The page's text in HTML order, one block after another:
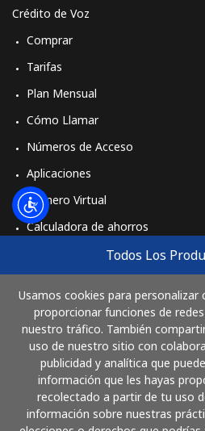
Todos Los
Usamos cookies para personalizar
proporcionar funciones de
nuestro tráfico. También
uso de nuestro sitio con
publicidad y analítica que
información que les hayas
recolectado a partir de tu uso
información sobre nuestras
Crédito de Voz
Comprar
Tarifas
Plan Mensual
Cómo Llamar
Números de Acceso
Aplicaciones
Número Virtual
Calculadora de ahorros
Cómo funciona
Paga con